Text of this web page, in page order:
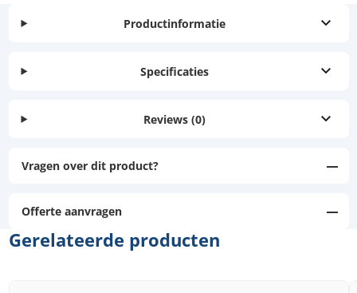
Productinformatie
Specificaties
Reviews (0)
Vragen over dit product?
Offerte aanvragen
Gerelateerde producten